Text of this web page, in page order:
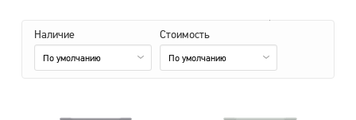
Наличие
По умолчанию
Стоимость
По умолчанию